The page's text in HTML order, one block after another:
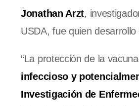
Jonathan Arzt,
USDA, fue quien
“La protección de la
infeccioso y
Investigación de